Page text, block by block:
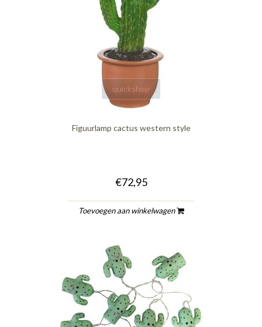
quickshop
Figuurlamp cactus western style
€72,95
Toevoegen aan winkelwagen